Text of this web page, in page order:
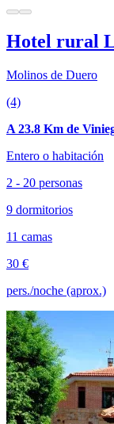
Hotel rural
Molinos de Duero
(4)
A 23.8 Km de
Entero o habitación
2 - 20 personas
9 dormitorios
11 camas
30 €
pers./noche (aprox.)